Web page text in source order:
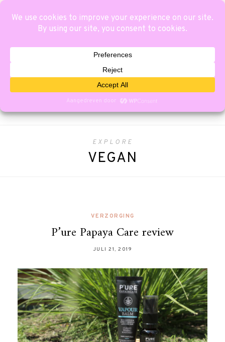
EXPLORE
VEGAN
VERZORGING
P’ure Papaya Care review
JULI 21, 2019